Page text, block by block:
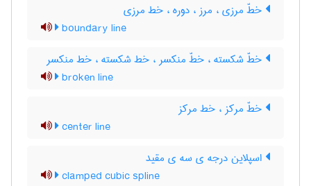
خطّ مرزی ، مرز ، دوره ، خط مرزی
boundary line
خطّ شکسته ، خطّ منکسر ، خط شکسته ، خط منکسر
broken line
خطّ مرکز ، خط مرکز
center line
اسپلاین درجه ی سه ی مقید
clamped cubic spline